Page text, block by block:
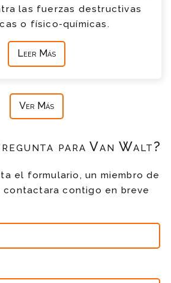
las fuerzas destructivas
o físico-químicas.
Leer Más
Ver Más
para Van Walt?
el formulario, un miembro de
contactara contigo en breve